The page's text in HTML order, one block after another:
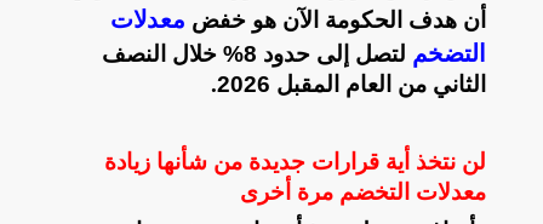
أن هدف الحكومة الآن هو خفض معدلات
التضخم
لتصل إلى حدود 8% خلال النصف
الثاني من العام المقبل 2026
.
لن نتخذ أية قرارات جديدة من شأنها زيادة
معدلات التخضم مرة أخرى